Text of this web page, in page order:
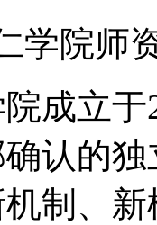
学院师
成立
确认的
制、